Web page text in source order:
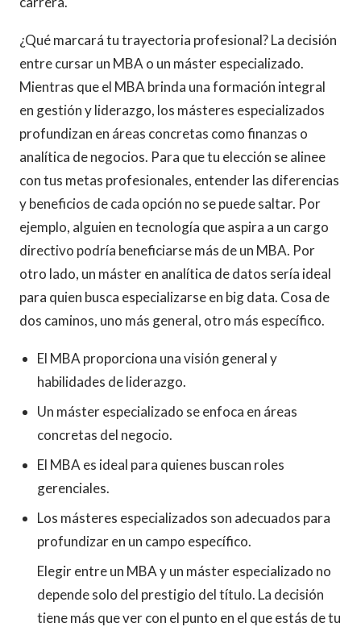
¿Qué marcará tu trayectoria profesional? La decisión
entre cursar un MBA o un máster especializado.
Mientras que el MBA brinda una formación integral
en gestión y liderazgo, los másteres especializados
profundizan en áreas concretas como finanzas o
analítica de negocios. Para que tu elección se alinee
con tus metas profesionales, entender las diferencias
y beneficios de cada opción no se puede saltar. Por
ejemplo, alguien en tecnología que aspira a un cargo
directivo podría beneficiarse más de un MBA. Por
otro lado, un máster en analítica de datos sería ideal
para quien busca especializarse en big data. Cosa de
dos caminos, uno más general, otro más específico.
El MBA proporciona una visión general y
habilidades de liderazgo.
Un máster especializado se enfoca en áreas
concretas del negocio.
El MBA es ideal para quienes buscan roles
gerenciales.
Los másteres especializados son adecuados para
profundizar en un campo específico.
Elegir entre un MBA y un máster especializado no
depende solo del prestigio del título. La decisión
tiene más que ver con el punto en el que estás de tu